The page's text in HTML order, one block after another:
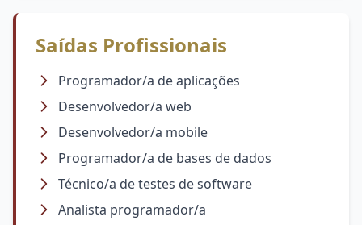
Saídas Profissionais
Programador/a de aplicações
Desenvolvedor/a web
Desenvolvedor/a mobile
Programador/a de bases de dados
Técnico/a de testes de software
Analista programador/a